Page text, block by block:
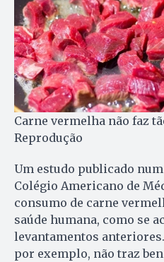
Carne vermelha não faz
Reprodução
Um estudo publicado
Colégio Americano de
consumo de carne
saúde humana, como se
levantamentos
por exemplo, não traz